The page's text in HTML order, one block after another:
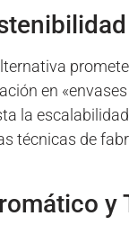
en
la
técnicas de